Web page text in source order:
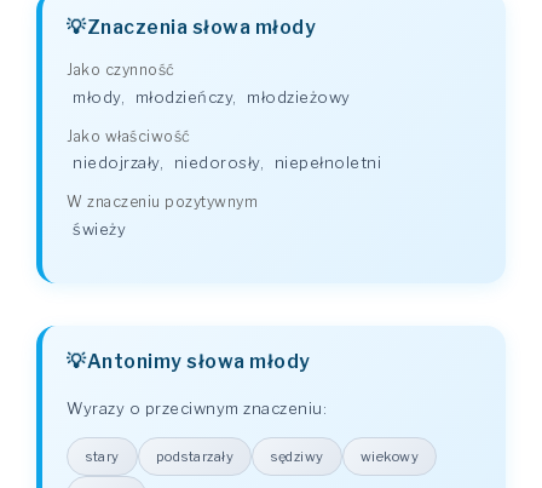
Znaczenia słowa młody
Jako czynność
młody, młodzieńczy, młodzieżowy
Jako właściwość
niedojrzały, niedorosły, niepełnoletni
W znaczeniu pozytywnym
świeży
Antonimy słowa młody
Wyrazy o przeciwnym znaczeniu:
stary podstarzały sędziwy wiekowy